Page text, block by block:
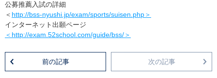
公募推薦入試の詳細
＜ http://bss-nyushi.jp/exam/sports/suisen.php＞
インターネット出願ページ
＜http://exam.52school.com/guide/bss/＞
前の記事 次の記事